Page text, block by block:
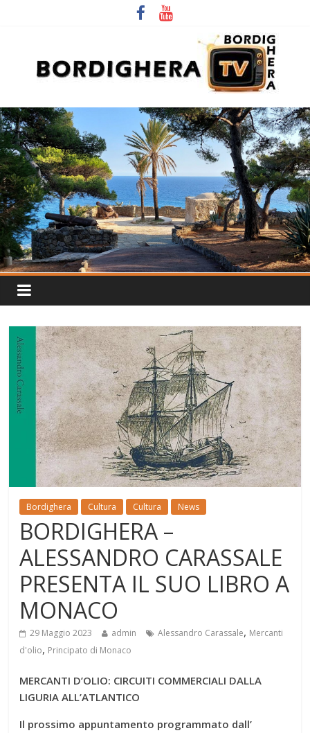
Bordighera Cultura Cultura News
BORDIGHERA –
ALESSANDRO CARASSALE
PRESENTA IL SUO LIBRO A
MONACO
29 Maggio 2023 admin Alessandro Carassale, Mercanti
d'olio, Principato di Monaco
MERCANTI D’OLIO: CIRCUITI COMMERCIALI DALLA
LIGURIA ALL’ATLANTICO
Il prossimo appuntamento programmato dall’